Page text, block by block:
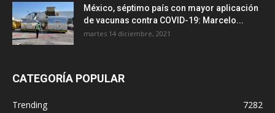
México, séptimo país con mayor aplicación
de vacunas contra COVID-19: Marcelo...
martes 14 diciembre, 2021
CATEGORÍA POPULAR
Trending
7282